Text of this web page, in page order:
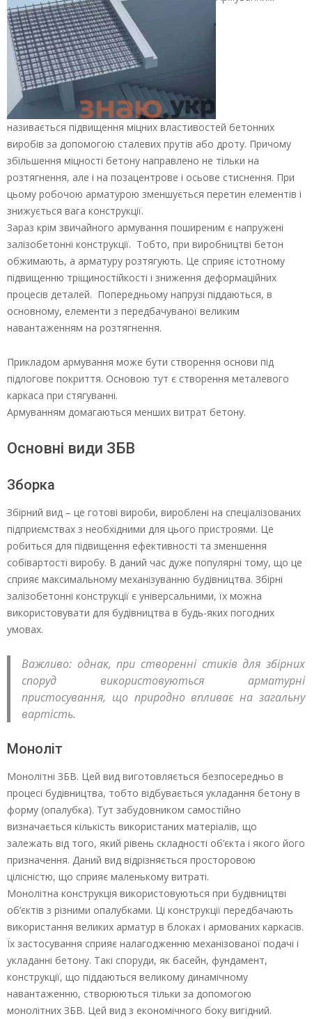
називається підвищення міцних властивостей бетонних
виробів за допомогою сталевих прутів або дроту. Причому
збільшення міцності бетону направлено не тільки на
розтягнення, але і на позацентрове і осьове стиснення. При
цьому робочою арматурою зменшується перетин елементів і
знижується вага конструкції.
Зараз крім звичайного армування поширеним є напружені
залізобетонні конструкції. Тобто, при виробництві бетон
обжимають, а арматуру розтягують. Це сприяє істотному
підвищенню тріщиностійкості і зниження деформаційних
процесів деталей. Попередньому напрузі піддаються, в
основному, елементи з передбачуваної великим
навантаженням на розтягнення.
Прикладом армування може бути створення основи під
підлогове покриття. Основою тут є створення металевого
каркаса при стягуванні.
Армуванням домагаються менших витрат бетону.
Основні види ЗБВ
Зборка
Збірний вид – це готові вироби, вироблені на спеціалізованих
підприємствах з необхідними для цього пристроями. Це
робиться для підвищення ефективності та зменшення
собівартості виробу. В даний час дуже популярні тому, що це
сприяє максимальному механізуванню будівництва. Збірні
залізобетонні конструкції є універсальними, їх можна
використовувати для будівництва в будь-яких погодних
умовах.
Важливо: однак, при створенні стиків для збірних
споруд використовуються арматурні
пристосування, що природно впливає на загальну
вартість.
Моноліт
Монолітні ЗБВ. Цей вид виготовляється безпосередньо в
процесі будівництва, тобто відбувається укладання бетону в
форму (опалубка). Тут забудовником самостійно
визначається кількість використаних матеріалів, що
залежать від того, який рівень складності об’єкта і якого його
призначення. Даний вид відрізняється просторовою
цілісністю, що сприяє маленькому витраті.
Монолітна конструкція використовуються при будівництві
об’єктів з різними опалубками. Ці конструкції передбачають
використання великих арматур в блоках і армованих каркасів.
Їх застосування сприяє налагодженню механізованої подачі і
укладанні бетону. Такі споруди, як басейн, фундамент,
конструкції, що піддаються великому динамічному
навантаженню, створюються тільки за допомогою
монолітних ЗБВ. Цей вид з економічного боку вигідний.